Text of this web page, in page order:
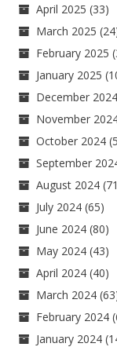
April 2025 (33)
March 2025
February 2025
January 2025
December 2024
November
October 2024
September
August 2024
July 2024 (65)
June 2024 (80)
May 2024 (43)
April 2024 (40)
March 2024
February 2024
January 2024